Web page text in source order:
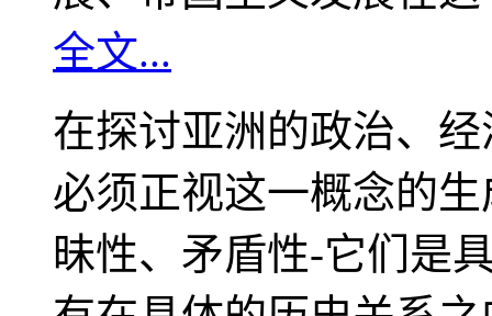
全文...
在探讨亚洲的政治、
必须正视这一概念的
昧性、矛盾性-它们是